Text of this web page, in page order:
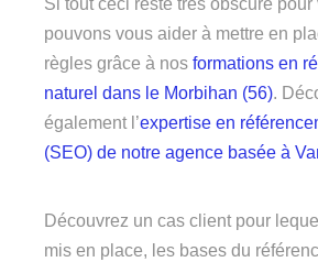
Si tout ceci reste très obscure pour
pouvons vous aider à mettre en
règles grâce à nos formations en
naturel dans le Morbihan (56).
également l’expertise en
(SEO) de notre agence basée à
Découvrez un cas client pour
mis en place, les bases du